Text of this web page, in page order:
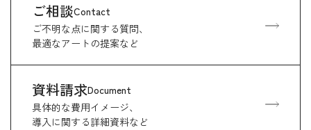
ご相談Contact
ご不明な点に関する質問、
最適なアートの提案など
資料請求Document
具体的な費用イメージ、
導入に関する詳細資料など